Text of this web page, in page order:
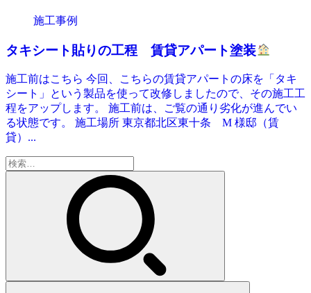
施工事例
タキシート貼りの工程 賃貸アパート塗装
施工前はこちら 今回、こちらの賃貸アパートの床を「タキ
シート」という製品を使って改修しましたので、その施工工
程をアップします。 施工前は、ご覧の通り劣化が進んでい
る状態です。 施工場所 東京都北区東十条 M 様邸（賃
貸）...
検
索: